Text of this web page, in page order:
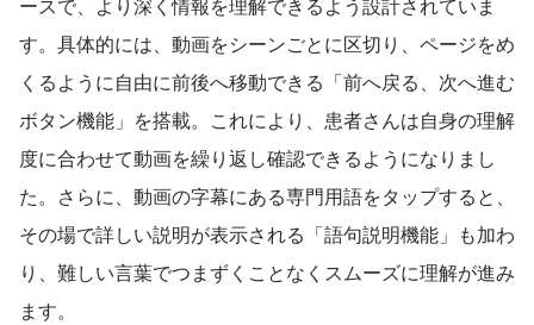
す。具体的には、動画をシーンごとに区切り、ページをめ
くるように自由に前後へ移動できる「前へ戻る、次へ進む
ボタン機能」を搭載。これにより、患者さんは自身の理解
度に合わせて動画を繰り返し確認できるようになりまし
た。さらに、動画の字幕にある専門用語をタップすると、
その場で詳しい説明が表示される「語句説明機能」も加わ
り、難しい言葉でつまずくことなくスムーズに理解が進み
ます。